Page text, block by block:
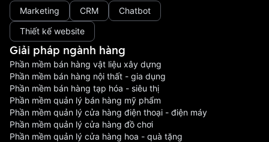
Marketing CRM
Chatbot
Thiết kế website
Giải pháp ngành hàng
Phần mềm bán hàng vật liệu xây dựng
Phần mềm bán hàng nội thất - gia dụng
Phần mềm bán hàng tạp hóa - siêu thị
Phần mềm quản lý bán hàng mỹ phẩm
Phần mềm quản lý cửa hàng điện thoại - điện máy
Phần mềm quản lý cửa hàng đồ chơi
Phần mềm quản lý cửa hàng hoa - quà tặng